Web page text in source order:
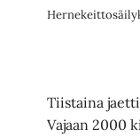
Tiistaina
Vajaan 2000